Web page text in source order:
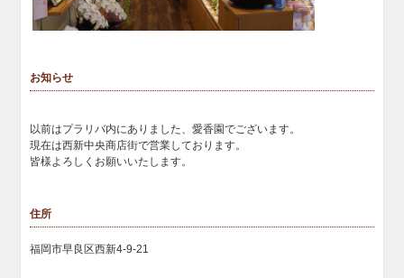
お知らせ
以前はプラリバ内にありました、愛香園でございます。
現在は西新中央商店街で営業しております。
皆様よろしくお願いいたします。
住所
福岡市早良区西新4-9-21